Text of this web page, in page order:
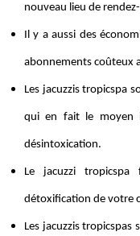
nouveau lieu de
Il y a aussi des
abonnements coûteux
Les jacuzzis tropicspa
qui en fait le moyen
désintoxication.
Le jacuzzi tropicspa
détoxification de votre
Les jacuzzis